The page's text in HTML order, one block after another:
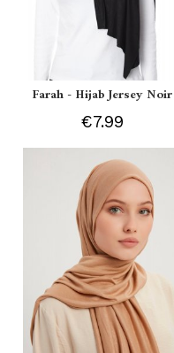
Farah - Hijab Jersey Noir
€7.99